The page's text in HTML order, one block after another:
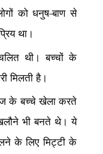
को धनुष-बाण से
था।
थी। बच्चों के
मिलती है।
के बच्चे खेला करते
भी बनते थे। ये
के लिए मिट्टी के